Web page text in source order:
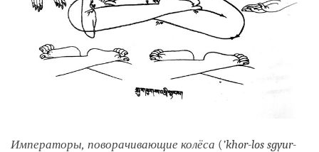
Императоры, поворачивающие колёса (’khor-los sgyur-